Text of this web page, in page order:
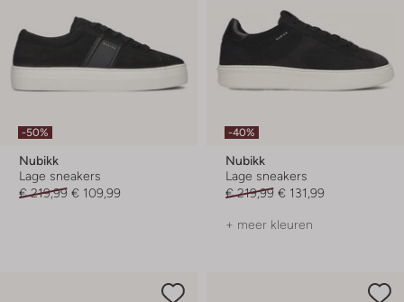
-50%
Nubikk
Lage sneakers
€ 219,99 € 109,99
-40%
Nubikk
Lage sneakers
€ 219,99 € 131,99
+ meer kleuren